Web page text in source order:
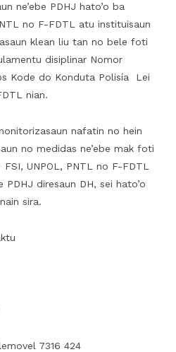
ne’ebe PDHJ hato’o ba
no F-FDTL atu instituisaun
klean liu tan no bele foti
disiplinar Nomor
Kode do Konduta Polisía Lei
nian.
nafatin no hein
no medidas ne’ebe mak foti
UNPOL, PNTL no F-FDTL
diresaun DH, sei hato’o
sira.
7316 424